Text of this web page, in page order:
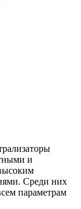
и
Среди них
параметрам